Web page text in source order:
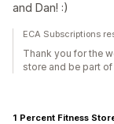
and Dan! :)
ECA Subscriptions
Thank you for the
store and be part
1 Percent Fitness